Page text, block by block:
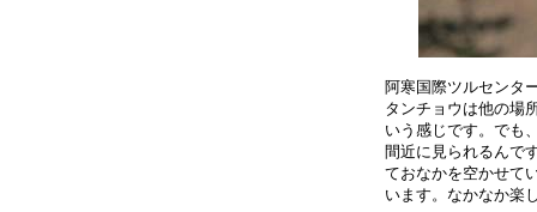
阿寒国際ツルセンタ
タンチョウは他の場
いう感じです。でも
間近に見られるんで
ておなかを空かせて